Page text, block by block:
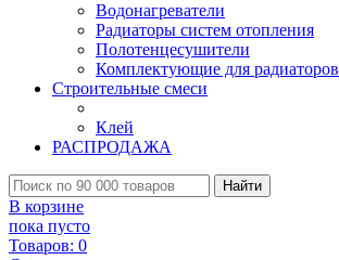
Водонагреватели
Радиаторы систем отопления
Полотенцесушители
Комплектующие для радиаторов
Строительные смеси
Клей
РАСПРОДАЖА
Найти
В корзине
пока пусто
Товаров: 0